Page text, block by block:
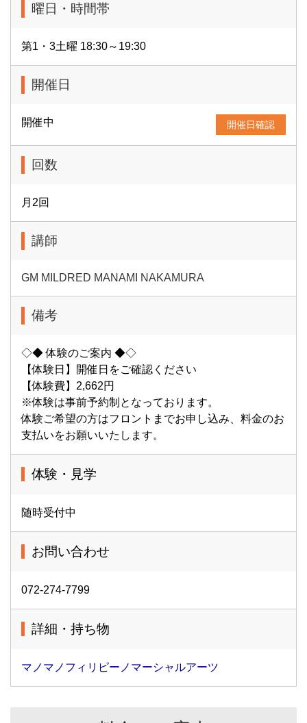
曜日・時間帯
第1・3土曜 18:30～19:30
開催日
開催中 開催日確認
回数
月2回
講師
GM MILDRED MANAMI NAKAMURA
備考
◇◆ 体験のご案内 ◆◇
【体験日】開催日をご確認ください
【体験費】2,662円
※体験は事前予約制となっております。
体験ご希望の方はフロントまでお申し込み、料金のお
支払いをお願いいたします。
体験・見学
随時受付中
お問い合わせ
072-274-7799
詳細・持ち物
マノマノフィリピーノマーシャルアーツ